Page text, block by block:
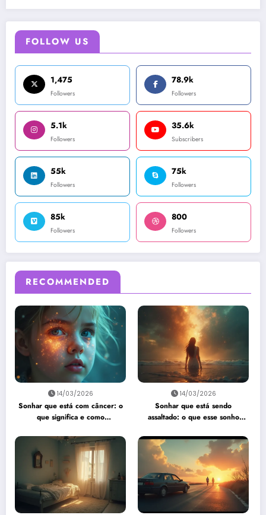
FOLLOW US
1,475
Followers
78.9k
Followers
5.1k
Followers
35.6k
Subscribers
55k
Followers
75k
Followers
85k
Followers
800
Followers
RECOMMENDED
14/03/2026
Sonhar que está com câncer: o
que significa e como
14/03/2026
Sonhar que está sendo
assaltado: o que esse sonho